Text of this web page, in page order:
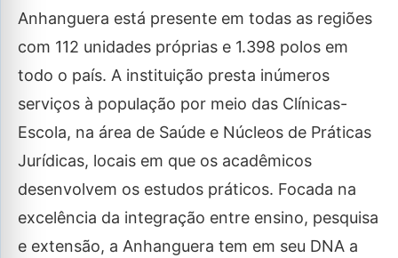
Anhanguera está presente em todas as regiões
com 112 unidades próprias e 1.398 polos em
todo o país. A instituição presta inúmeros
serviços à população por meio das Clínicas-
Escola, na área de Saúde e Núcleos de Práticas
Jurídicas, locais em que os acadêmicos
desenvolvem os estudos práticos. Focada na
excelência da integração entre ensino, pesquisa
e extensão, a Anhanguera tem em seu DNA a